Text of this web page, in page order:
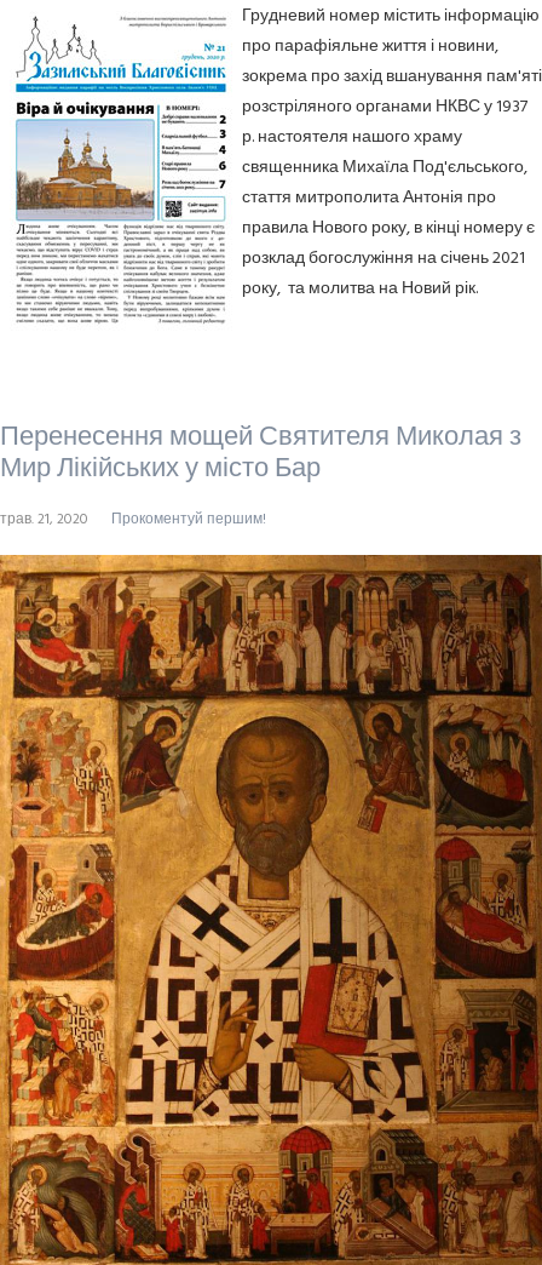
Грудневий номер містить інформацію
про парафіяльне життя і новини,
зокрема про захід вшанування пам'яті
розстріляного органами НКВС у 1937
р. настоятеля нашого храму
священника Михаїла Под'єльського,
стаття митрополита Антонія про
правила Нового року, в кінці номеру є
розклад богослужіння на січень 2021
року, та молитва на Новий рік.
Перенесення мощей Святителя Миколая з
Мир Лікійських у місто Бар
трав. 21, 2020 Прокоментуй першим!